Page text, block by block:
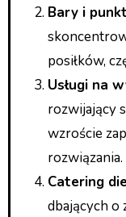
Bary i
posiłków,
Usługi na
rozwijający
wzroście
rozwiązania.
Catering
dbających o